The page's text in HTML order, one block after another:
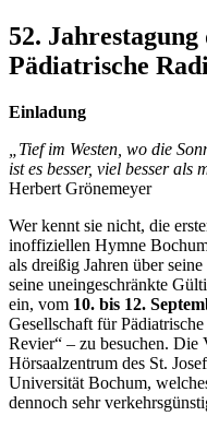
52.
Pädiatrische
Einladung
„Tief im Westen, wo die
ist es besser, viel besser als
Herbert Grönemeyer
Wer kennt sie nicht, die
inoffiziellen Hymne
als dreißig Jahren über
seine uneingeschränkte
ein, vom 10. bis 12.
Gesellschaft für
Revier“ – zu besuchen. Die
Hörsaalzentrum des St.
Universität Bochum,
dennoch sehr